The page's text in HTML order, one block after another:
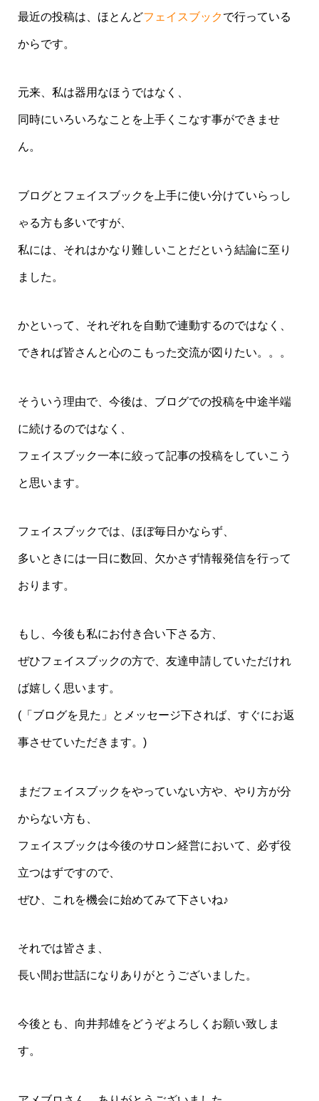
最近の投稿は、ほとんどフェイスブックで行っている
からです。
元来、私は器用なほうではなく、
同時にいろいろなことを上手くこなす事ができませ
ん。
ブログとフェイスブックを上手に使い分けていらっし
ゃる方も多いですが、
私には、それはかなり難しいことだという結論に至り
ました。
かといって、それぞれを自動で連動するのではなく、
できれば皆さんと心のこもった交流が図りたい。。。
そういう理由で、今後は、ブログでの投稿を中途半端
に続けるのではなく、
フェイスブック一本に絞って記事の投稿をしていこう
と思います。
フェイスブックでは、ほぼ毎日かならず、
多いときには一日に数回、欠かさず情報発信を行って
おります。
もし、今後も私にお付き合い下さる方、
ぜひフェイスブックの方で、友達申請していただけれ
ば嬉しく思います。
(「ブログを見た」とメッセージ下されば、すぐにお返
事させていただきます。)
まだフェイスブックをやっていない方や、やり方が分
からない方も、
フェイスブックは今後のサロン経営において、必ず役
立つはずですので、
ぜひ、これを機会に始めてみて下さいね♪
それでは皆さま、
長い間お世話になりありがとうございました。
今後とも、向井邦雄をどうぞよろしくお願い致しま
す。